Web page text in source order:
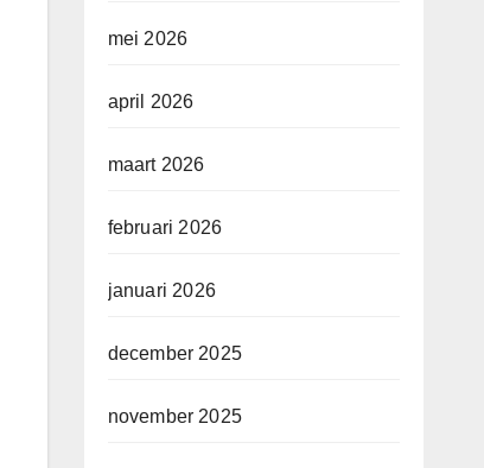
mei 2026
april 2026
maart 2026
februari 2026
januari 2026
december 2025
november 2025